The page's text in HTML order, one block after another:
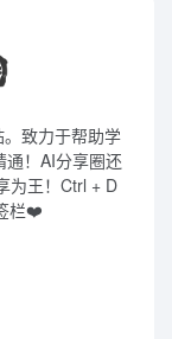
致力于帮助学
！AI分享圈还
为王！Ctrl + D
栏❤️